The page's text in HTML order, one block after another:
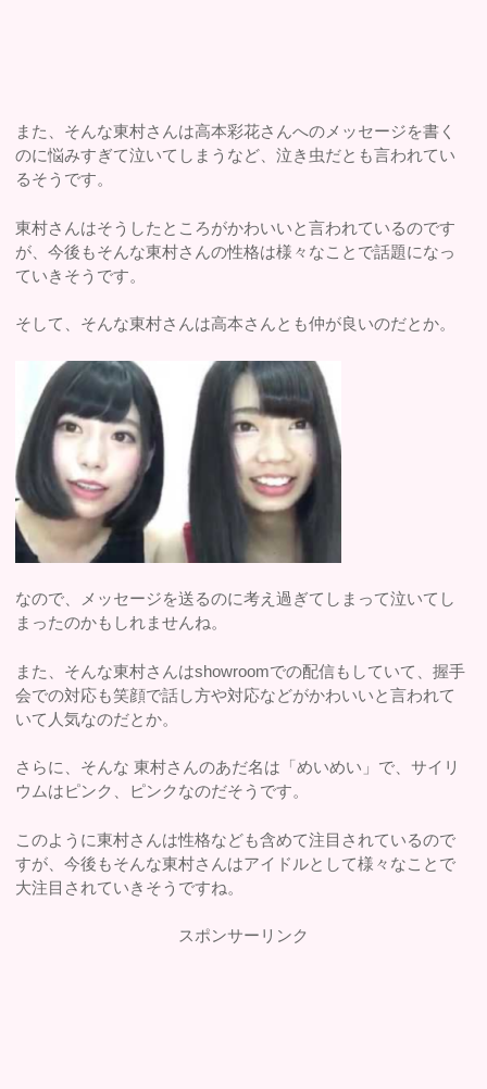
また、そんな東村さんは高本彩花さんへのメッセージを書く
のに悩みすぎて泣いてしまうなど、泣き虫だとも言われてい
るそうです。
東村さんはそうしたところがかわいいと言われているのです
が、今後もそんな東村さんの性格は様々なことで話題になっ
ていきそうです。
そして、そんな東村さんは高本さんとも仲が良いのだとか。
なので、メッセージを送るのに考え過ぎてしまって泣いてし
まったのかもしれませんね。
また、そんな東村さんはshowroomでの配信もしていて、握手
会での対応も笑顔で話し方や対応などがかわいいと言われて
いて人気なのだとか。
さらに、そんな 東村さんのあだ名は「めいめい」で、サイリ
ウムはピンク、ピンクなのだそうです。
このように東村さんは性格なども含めて注目されているので
すが、今後もそんな東村さんはアイドルとして様々なことで
大注目されていきそうですね。
スポンサーリンク